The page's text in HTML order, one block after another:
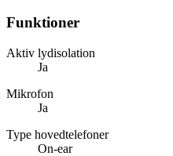
Funktioner
Aktiv lydisolation
Ja
Mikrofon
Ja
Type hovedtelefoner
On-ear